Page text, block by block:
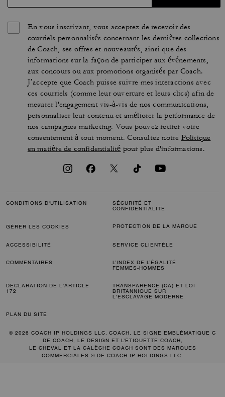
En vous inscrivant, vous acceptez de recevoir des
courriels personnalisés concernant les dernières collections
de Coach, ses offres et nouveautés, ainsi que des
informations sur la façon de participer aux événements,
aux concours ou aux promotions organisés par Coach.
J’accepte que Coach puisse suivre mes interactions avec
ces courriels (comme leur ouverture et leurs clics) afin de
mesurer l'engagement vis-à-vis de nos communications,
personnaliser leur contenu et améliorer la performance de
nos campagnes marketing. Vous pouvez retirer votre
consentement à tout moment. Consultez notre Politique
en matière de confidentialité pour plus d'informations.
CONDITIONS D'UTILISATION
SÉCURITÉ ET
CONFIDENTIALITÉ
GÉRER LES COOKIES PROTECTION DE LA MARQUE
ACCESSIBILITÉ SERVICE CLIENTÈLE
COMMENTAIRES
L’INDEX DE L’ÉGALITÉ
FEMMES-HOMMES
DÉCLARATION DE L'ARTICLE
172
TRANSPARENCE (CA) ET LOI
BRITANNIQUE SUR
L'ESCLAVAGE MODERNE
PLAN DU SITE
© 2026 COACH IP HOLDINGS LLC. COACH, LE SIGNE EMBLÉMATIQUE C
DE COACH, LE DESIGN ET L’ÉTIQUETTE COACH,
LE CHEVAL ET LA CALÈCHE COACH SONT DES MARQUES
COMMERCIALES ® DE COACH IP HOLDINGS LLC.